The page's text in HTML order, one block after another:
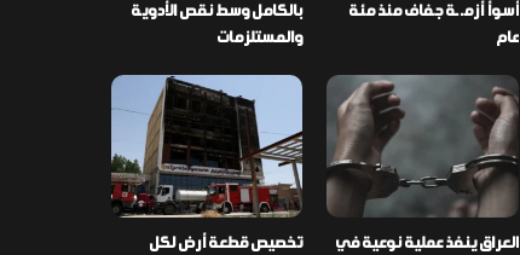
أسوأ أزمـ ـة جفاف منذ مئة
عام
بالكامل وسط نقص الأدوية
والمستلزمات
العراق ينفذ عملية نوعية في
تخصيص قطعة أرض لكل